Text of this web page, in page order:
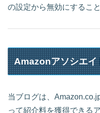
の設定から無効にするこ
Amazonアソシエイ
当ブログは、
って紹介料を獲得できる